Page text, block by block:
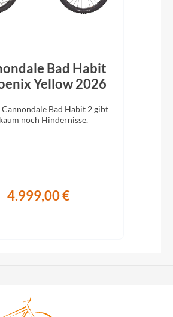
Bad Habit
Yellow 2026
Bad Habit 2 gibt
noch Hindernisse.
4.999,00 €